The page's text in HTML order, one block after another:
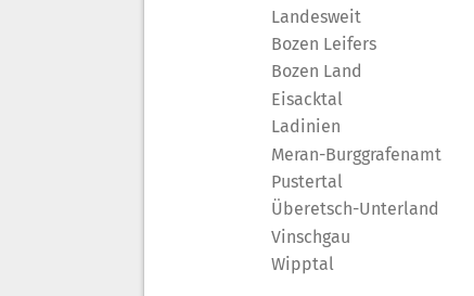
Landesweit
Bozen Leifers
Bozen Land
Eisacktal
Ladinien
Meran-Burggrafenamt
Pustertal
Überetsch-Unterland
Vinschgau
Wipptal